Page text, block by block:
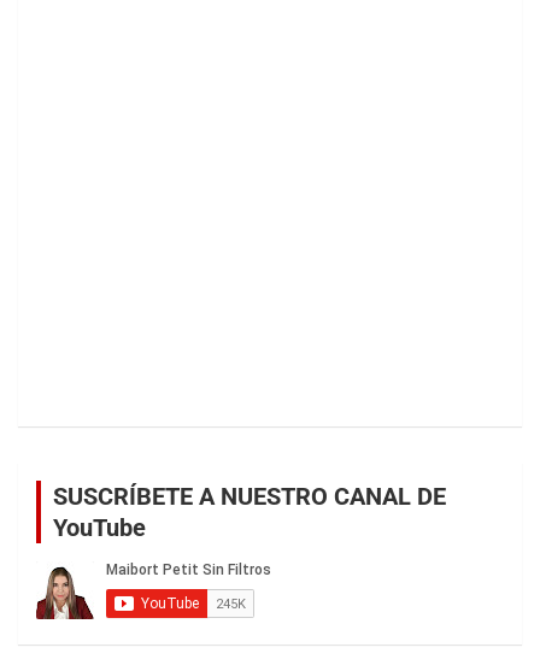
SUSCRÍBETE A NUESTRO CANAL DE
YouTube